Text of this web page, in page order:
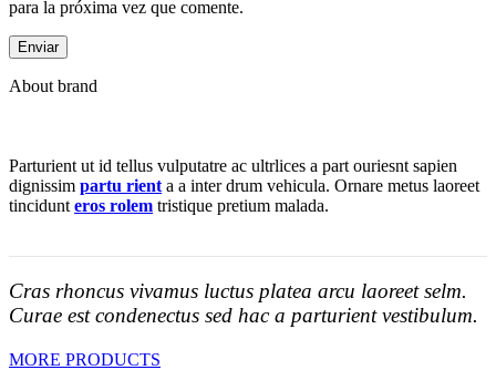
para la próxima vez que comente.
About brand
Parturient ut id tellus vulputatre ac ultrlices a part ouriesnt sapien
dignissim partu rienta a inter drum vehicula. Ornare metus laoreet
tincidunteros rolem tristique pretium malada.
Cras rhoncus vivamus luctus platea arcu laoreet selm.
Curae est condenectus sed hac a parturient vestibulum.
MORE PRODUCTS